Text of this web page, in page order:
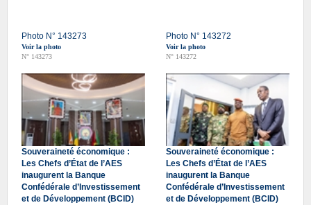
Photo N° 143273
Voir la photo
N° 143273
Photo N° 143272
Voir la photo
N° 143272
Souveraineté économique :
Les Chefs d’État de l’AES
inaugurent la Banque
Confédérale d’Investissement
et de Développement (BCID)
Souveraineté économique :
Les Chefs d’État de l’AES
inaugurent la Banque
Confédérale d’Investissement
et de Développement (BCID)